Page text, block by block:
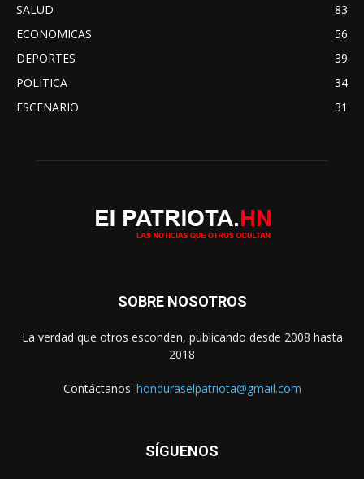
SALUD
83
ECONOMICAS
56
DEPORTES
39
POLITICA
34
ESCENARIO
31
SOBRE NOSOTROS
La verdad que otros esconden, publicando desde 2008 hasta
2018
Contáctanos: honduraselpatriota@gmail.com
SÍGUENOS